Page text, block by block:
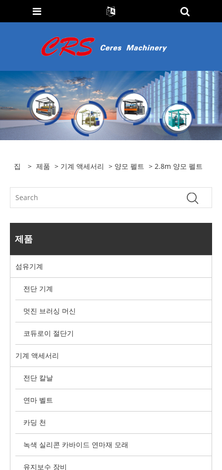
집 > 제품 > 기계 액세서리 > 양모 펠트 > 2.8m 양모 펠트
제품
섬유기계
전단 기계
멋진 브러싱 머신
코듀로이 절단기
기계 액세서리
전단 칼날
연마 벨트
카딩 천
녹색 실리콘 카바이드 연마재 모래
유지보수 장비